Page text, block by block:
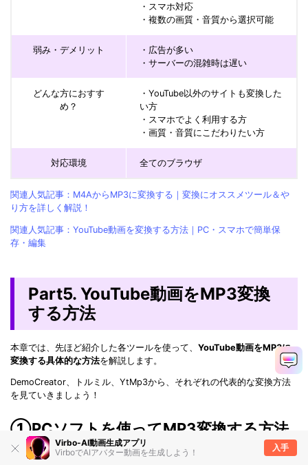
Virbo-AI動画生成アプリ
VirboでAIアバター動画を生成しよう！
入手
・スマホ対応
・複数の画質・音質から選択可能
弱み・デメリット
・広告が多い
・サーバーの混雑時は遅い
どんな方におすす
め？
・YouTube以外のサイトも変換した
い方
・スマホでよく利用する方
・画質・音質にこだわりたい方
対応環境 全てのブラウザ
関連人気記事：M4AからMP3に変換する｜変換にオススメツール＆や
り方を詳しく解説！
関連人気記事：YouTube動画を変換する方法｜PC・スマホで簡単保
存・編集
Part5. YouTube動画をMP3変換
する方法
本章では、先ほど紹介した各ツールを使って、 YouTube動画をMP3に
変換する具体的な方法を解説します。
DemoCreator、トルミル、YtMp3から、それぞれの代表的な変換方法
を見ていきましょう！
①PCソフトを使ってMP3変換する方法
【DemoCreator】